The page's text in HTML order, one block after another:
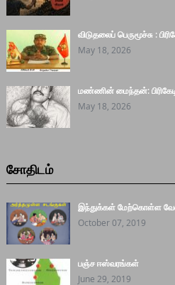
விடுதலைப் பெருமூச்சு :
May 18, 2026
மண்ணின் மைந்தன்:
May 18, 2026
சோதிடம்
இந்துக்கள் மேற்கொள்ள
October 07, 2019
பஞ்ச ஈஸ்வரங்கள்
June 29, 2019